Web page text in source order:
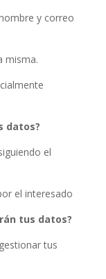
y correo
misma.
datos?
el
el interesado
tus datos?
tus